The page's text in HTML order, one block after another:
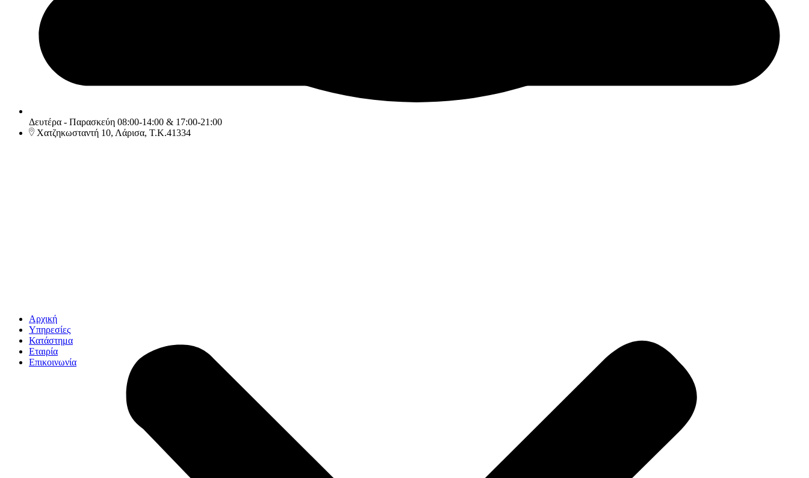
Δευτέρα - Παρασκεύη 08:00-14:00 & 17:00-21:00
Χατζηκωσταντή 10, Λάρισα, Τ.Κ.41334
Αρχική
Υπηρεσίες
Κατάστημα
Εταιρία
Επικοινωνία